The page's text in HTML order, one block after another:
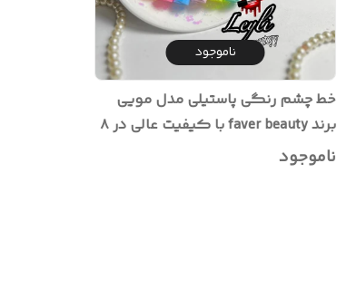
ناموجود
خط چشم رنگی پاستیلی مدل مویی
برند faver beauty با کیفیت عالی در ۸
رنگ جذاب ترند مخصوص میکاپ
ناموجود